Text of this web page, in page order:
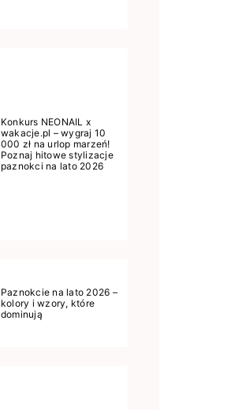
Konkurs NEONAIL x
wakacje.pl – wygraj 10
000 zł na urlop marzeń!
Poznaj hitowe stylizacje
paznokci na lato 2026
Paznokcie na lato 2026 –
kolory i wzory, które
dominują